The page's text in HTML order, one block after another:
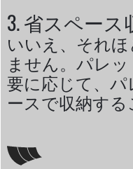
3. 省スペース
いいえ、それ
ません。パレ
要に応じて、
ースで収納する